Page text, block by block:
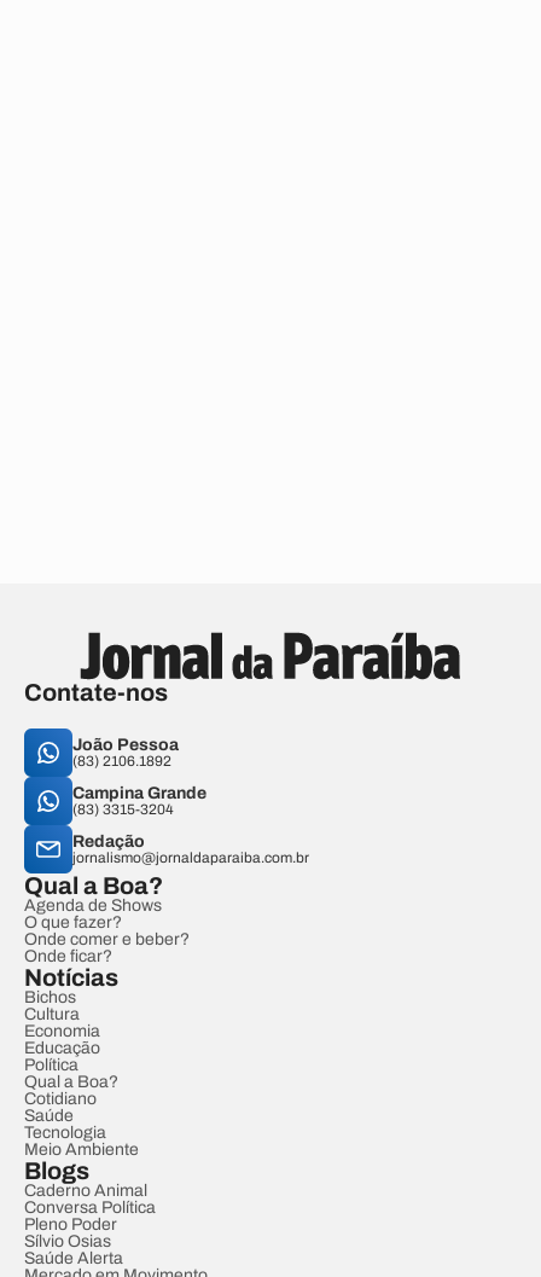
Contate-nos
João Pessoa
(83) 2106.1892
Campina Grande
(83) 3315-3204
Redação
jornalismo@jornaldaparaiba.com.br
Qual a Boa?
Agenda de Shows
O que fazer?
Onde comer e beber?
Onde ficar?
Notícias
Bichos
Cultura
Economia
Educação
Política
Qual a Boa?
Cotidiano
Saúde
Tecnologia
Meio Ambiente
Blogs
Caderno Animal
Conversa Política
Pleno Poder
Sílvio Osias
Saúde Alerta